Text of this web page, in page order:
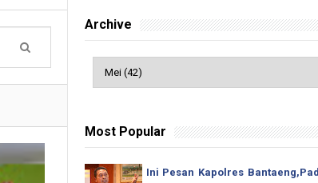
Archive
Most Popular
Ini Pesan Kapolres